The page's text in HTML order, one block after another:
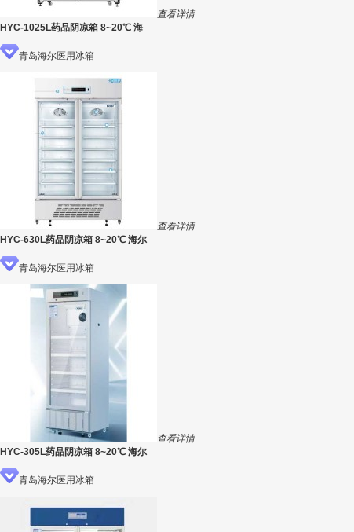
查看详情
HYC-1025L药品阴凉箱 8~20℃ 海
青岛海尔医用冰箱
查看详情
HYC-630L药品阴凉箱 8~20℃ 海尔
青岛海尔医用冰箱
查看详情
HYC-305L药品阴凉箱 8~20℃ 海尔
青岛海尔医用冰箱